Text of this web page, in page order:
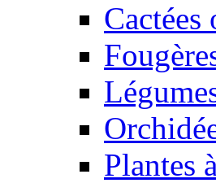
Cactées
Plantes